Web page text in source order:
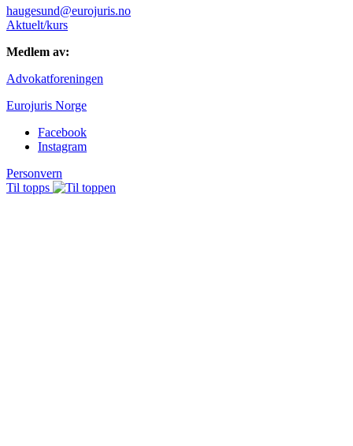
haugesund@eurojuris.no
Aktuelt/kurs
Medlem av:
Advokatforeningen
Eurojuris Norge
Facebook
Instagram
Personvern
Til topps